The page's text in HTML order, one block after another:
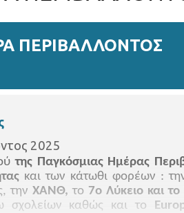
ΠΕΡΙΒΑΛΛΟΝΤΟΣ
2025
της Παγκόσμιας Ημέρας
και των κάτωθι φορέων :
την ΧΑΝΘ, το 7ο Λύκειο και
σχολείων καθώς και το